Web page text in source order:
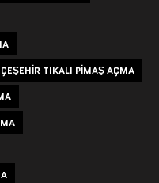
TIKALI PIMAŞ AÇMA